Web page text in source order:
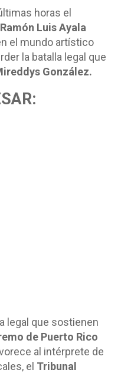
horas el
Ramón Luis Ayala
el mundo artístico
la batalla legal que
González.
legal que sostienen
de Puerto Rico
al intérprete de
el Tribunal